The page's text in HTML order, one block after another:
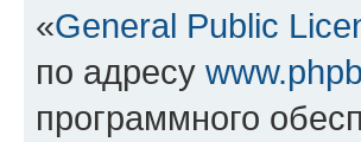
«General Public
по адресу
программного